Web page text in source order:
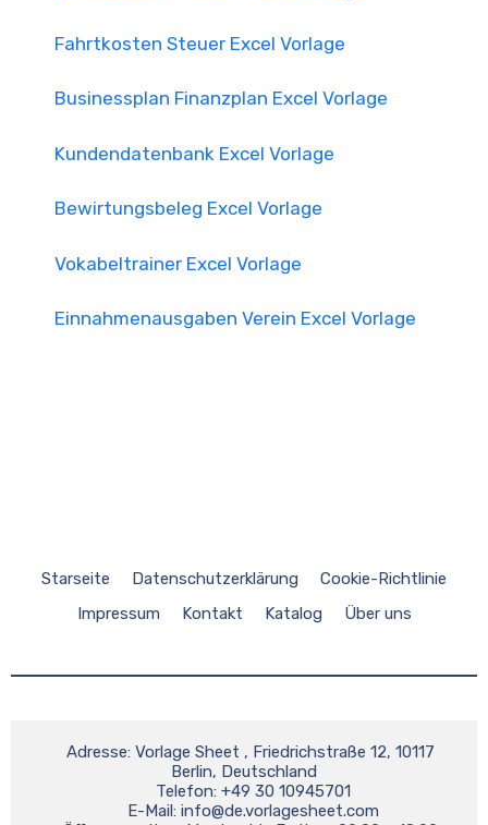
Fahrtkosten Steuer Excel Vorlage
Businessplan Finanzplan Excel Vorlage
Kundendatenbank Excel Vorlage
Bewirtungsbeleg Excel Vorlage
Vokabeltrainer Excel Vorlage
Einnahmenausgaben Verein Excel Vorlage
Starseite Datenschutzerklärung
Cookie-Richtlinie
Impressum
Kontakt Katalog Über uns
Berlin, Deutschland
    E-Mail:
info@de.vorlagesheet.com